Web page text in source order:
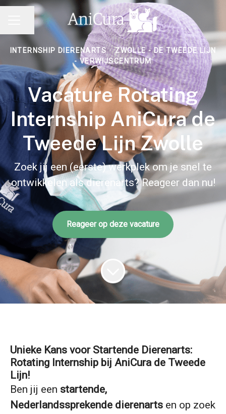
CARRIÈREMENU
Pagina delen
INTERNSHIP DIERENARTS · ZWOLLE - DE TWEEDE LIJN
- VERWIJSCENTRUM
Vacature Rotating
Internship AniCura de
Tweede Lijn Zwolle
Zoek jij een (eerste) werkplek om je snel te
ontwikkelen als dierenarts? Reageer dan nu!
Reageer op deze vacature
Unieke Kans voor Startende Dierenarts:
Rotating Internship bij AniCura de Tweede
Lijn!
Ben jij een startende,
Nederlandssprekende dierenarts en op zoek